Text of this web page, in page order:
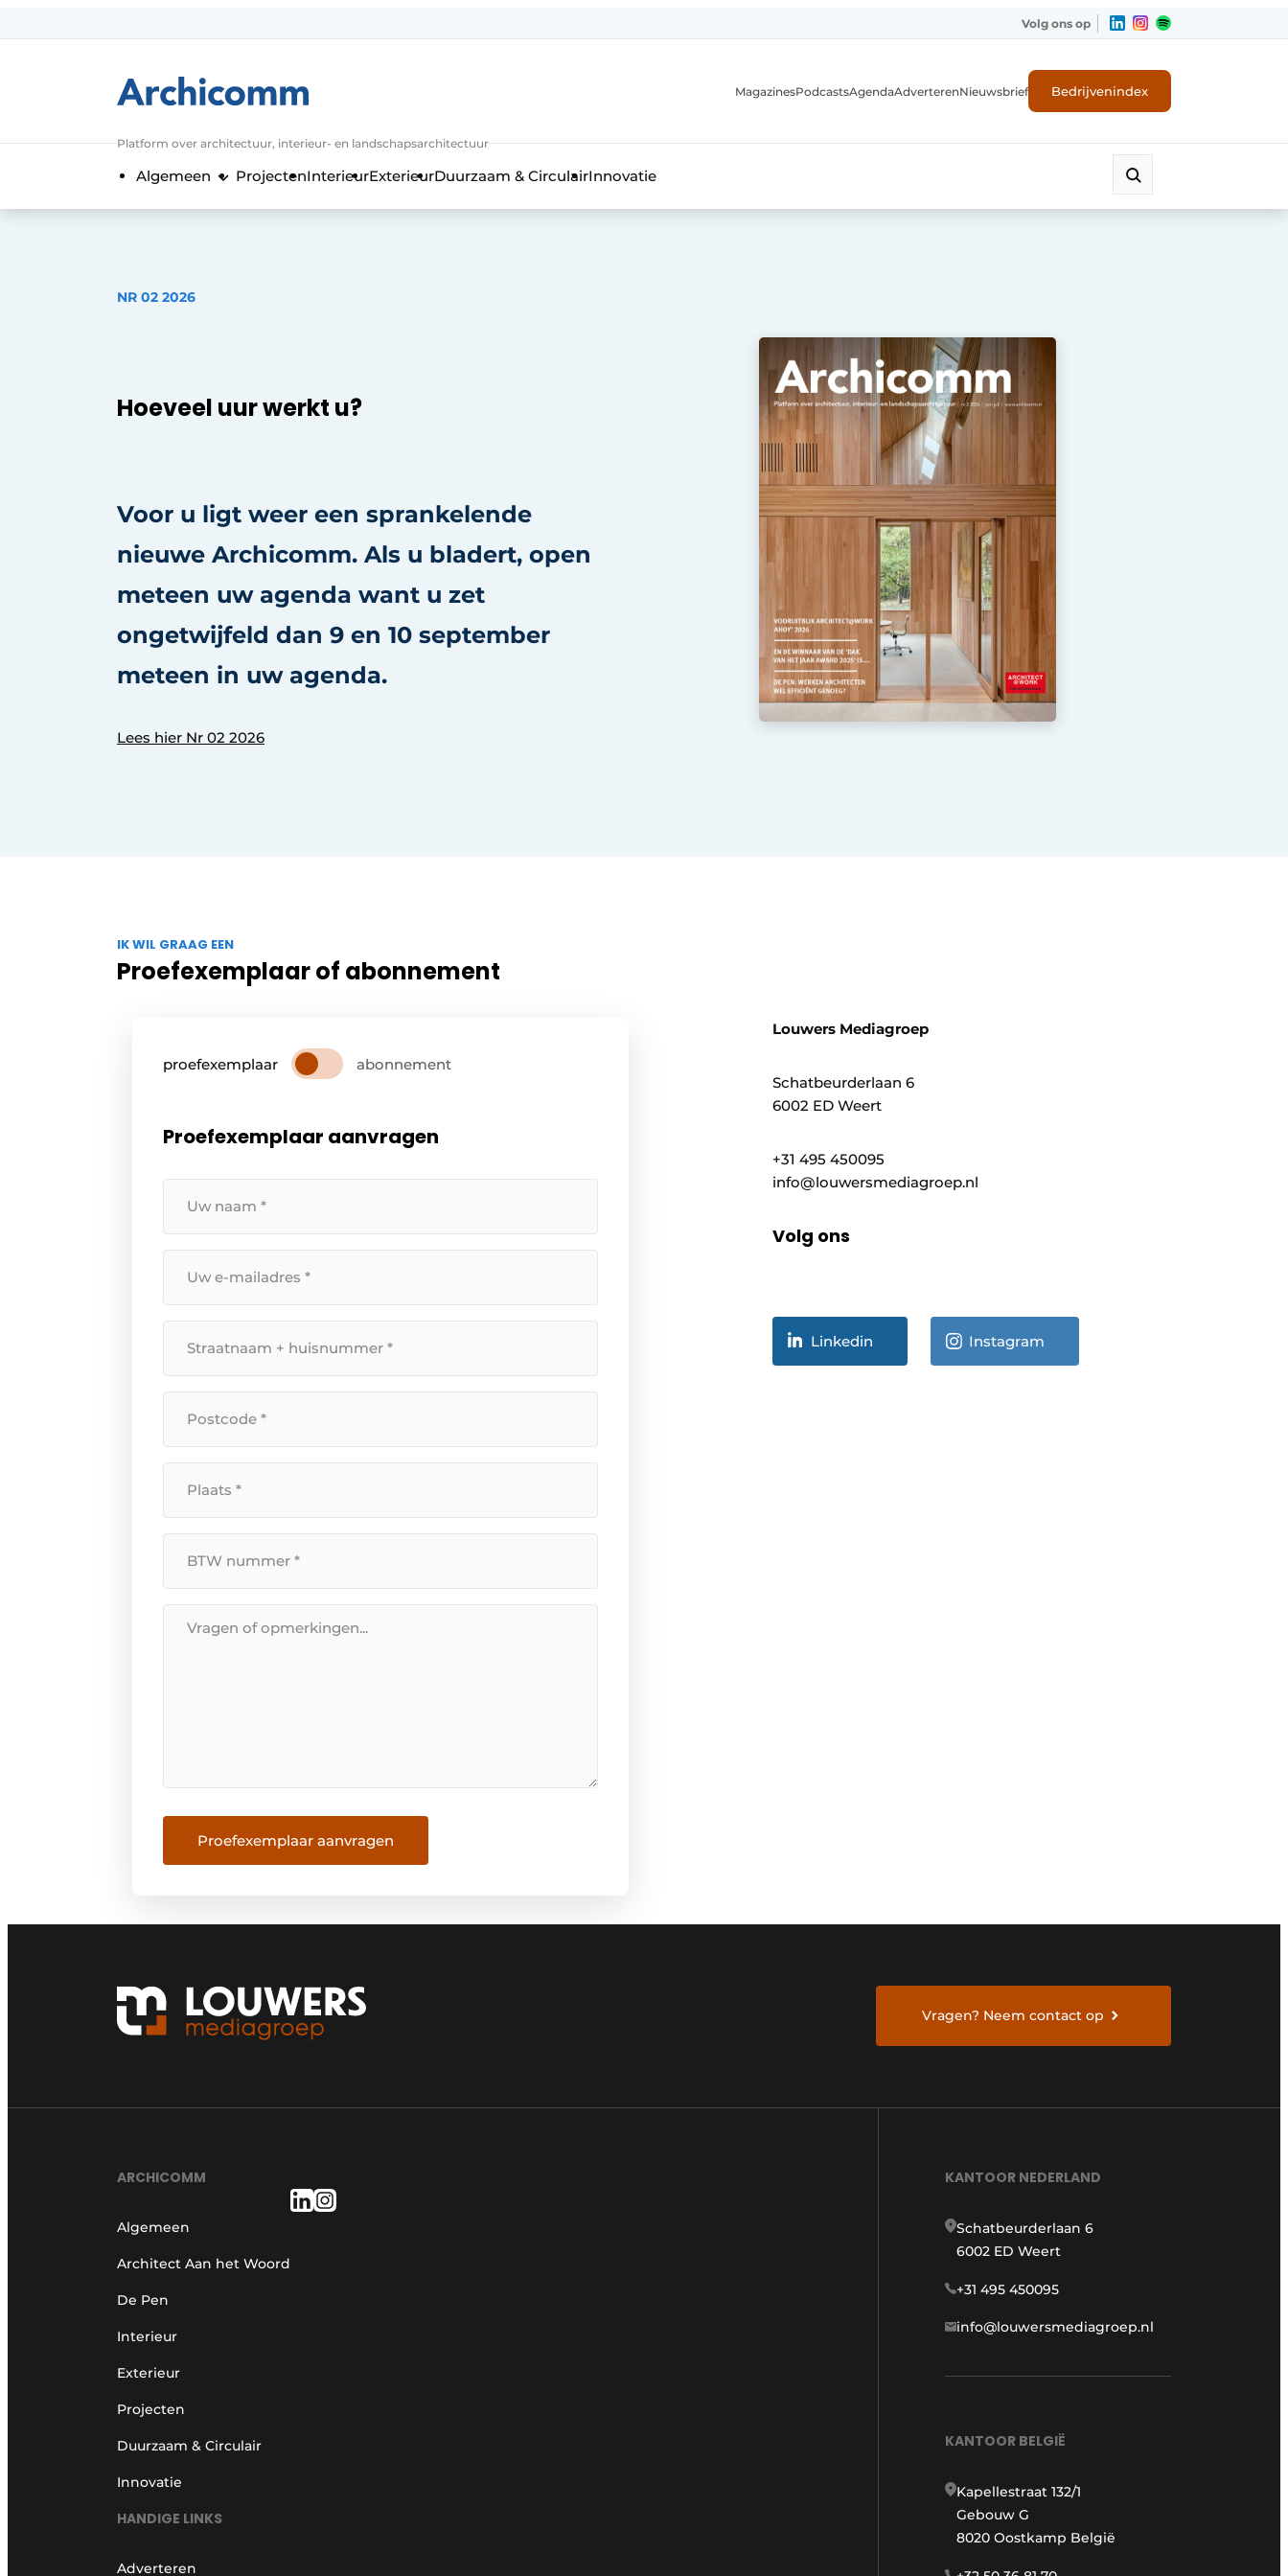
Algemene voorwaarden
Volg ons op
Platform over architectuur, interieur- en landschapsarchitectuur
MagazinesPodcastsAgendaAdverterenNieuwsbrief Bedrijvenindex
Algemeen ProjectenInterieurExterieurDuurzaam & CirculairInnovatie
NR 02 2026
Hoeveel uur werkt u?
Voor u ligt weer een sprankelende
nieuwe Archicomm. Als u bladert, open
meteen uw agenda want u zet
ongetwijfeld dan 9 en 10 september
meteen in uw agenda.
Lees hier Nr 02 2026
IK WIL GRAAG EEN
Proefexemplaar of abonnement
proefexemplaar abonnement
Proefexemplaar aanvragen
naam
mailadres*
huisnummer*
Nummer*
Proefexemplaar aanvragen
Louwers Mediagroep
Schatbeurderlaan 6
6002 ED Weert
+31 495 450095
info@louwersmediagroep.nl
Volg ons
Linkedin Instagram
Vragen? Neem contact op
ARCHICOMM
Algemeen
Architect Aan het Woord
De Pen
Interieur
Exterieur
Projecten
Duurzaam & Circulair
Innovatie
HANDIGE LINKS
Adverteren
KANTOOR NEDERLAND
Schatbeurderlaan 6
6002 ED Weert
+31 495 450095
info@louwersmediagroep.nl
KANTOOR BELGIË
Kapellestraat 132/1
Gebouw G
8020 Oostkamp België